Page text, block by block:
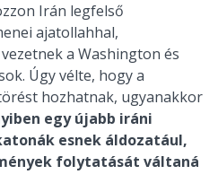
Irán legfelső
ajatollahhal,
a Washington és
Úgy vélte, hogy a
hozhatnak, ugyanakkor
egy újabb iráni
esnek áldozatául,
folytatását váltaná